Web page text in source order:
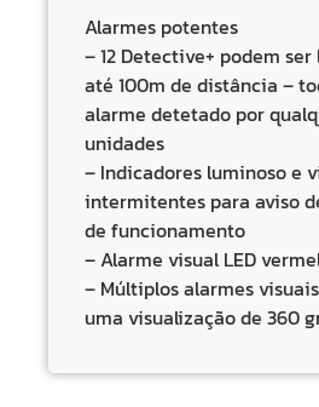
Alarmes potentes
– 12 Detective+ podem
até 100m de distância –
alarme detetado por
unidades
– Indicadores luminoso e
intermitentes para aviso
de funcionamento
– Alarme visual LED
– Múltiplos alarmes
uma visualização de 360